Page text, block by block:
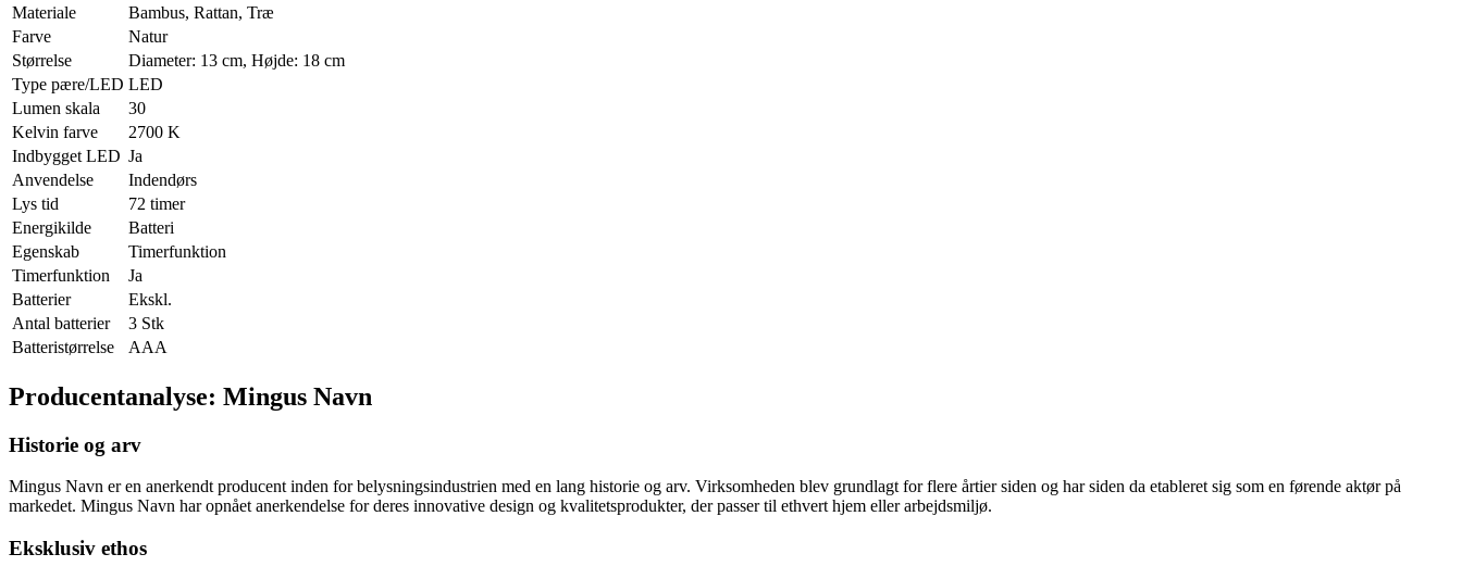
Materiale
Bambus, Rattan, Træ
Farve
Natur
Størrelse
Diameter: 13 cm, Højde: 18 cm
Type pære/LED LED
Lumen skala
30
Kelvin farve
2700 K
Indbygget LED Ja
Anvendelse
Indendørs
Lys tid
72 timer
Energikilde
Batteri
Egenskab
Timerfunktion
Timerfunktion
Ja
Batterier
Ekskl.
Antal batterier
3 Stk
Batteristørrelse
AAA
Producentanalyse: Mingus Navn
Historie og arv
Mingus Navn er en anerkendt producent inden for belysningsindustrien med en lang historie og arv. Virksomheden blev grundlagt for flere årtier siden og har siden da etableret sig som en førende aktør på
markedet. Mingus Navn har opnået anerkendelse for deres innovative design og kvalitetsprodukter, der passer til ethvert hjem eller arbejdsmiljø.
Eksklusiv ethos